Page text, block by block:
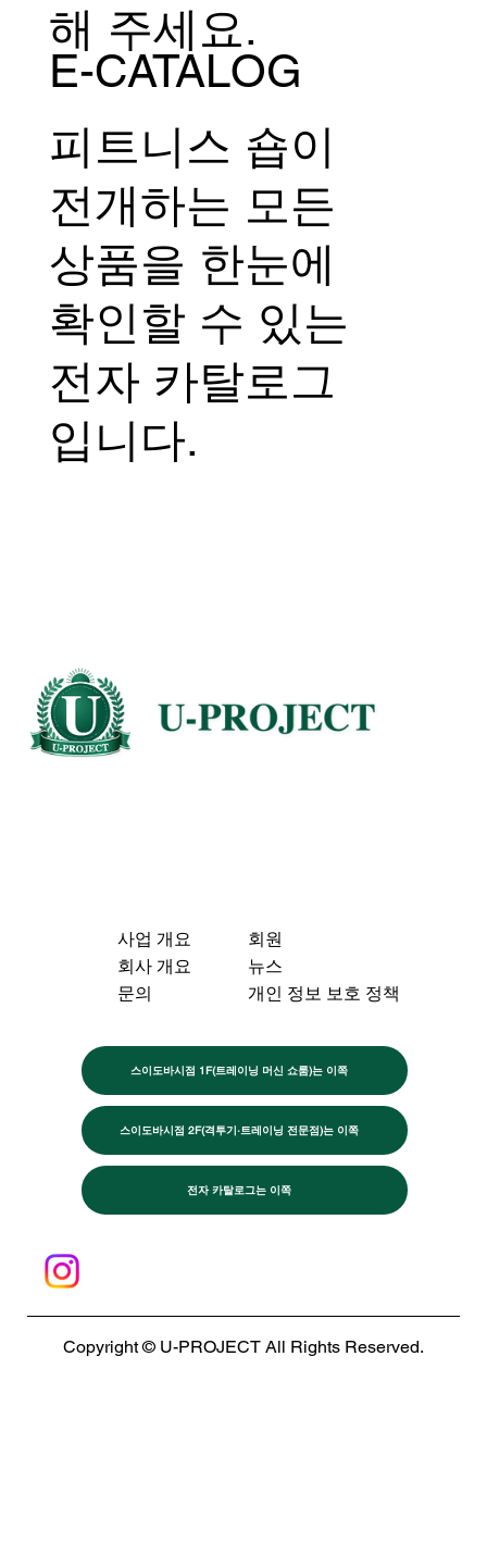
해 주세요.
E-CATALOG
피트니스 숍이
전개하는 모든
상품을 한눈에
확인할 수 있는
전자 카탈로그
입니다.
스이도바시점 1F(트레이닝 머신 쇼룸)는 이쪽
스이도바시점 2F(격투기·트레이닝 전문점)는 이쪽
전자 카탈로그는 이쪽
사업 개요
회원
회사 개요
뉴스
문의
개인 정보 보호 정책
Copyright © U-PROJECT All Rights Reserved.